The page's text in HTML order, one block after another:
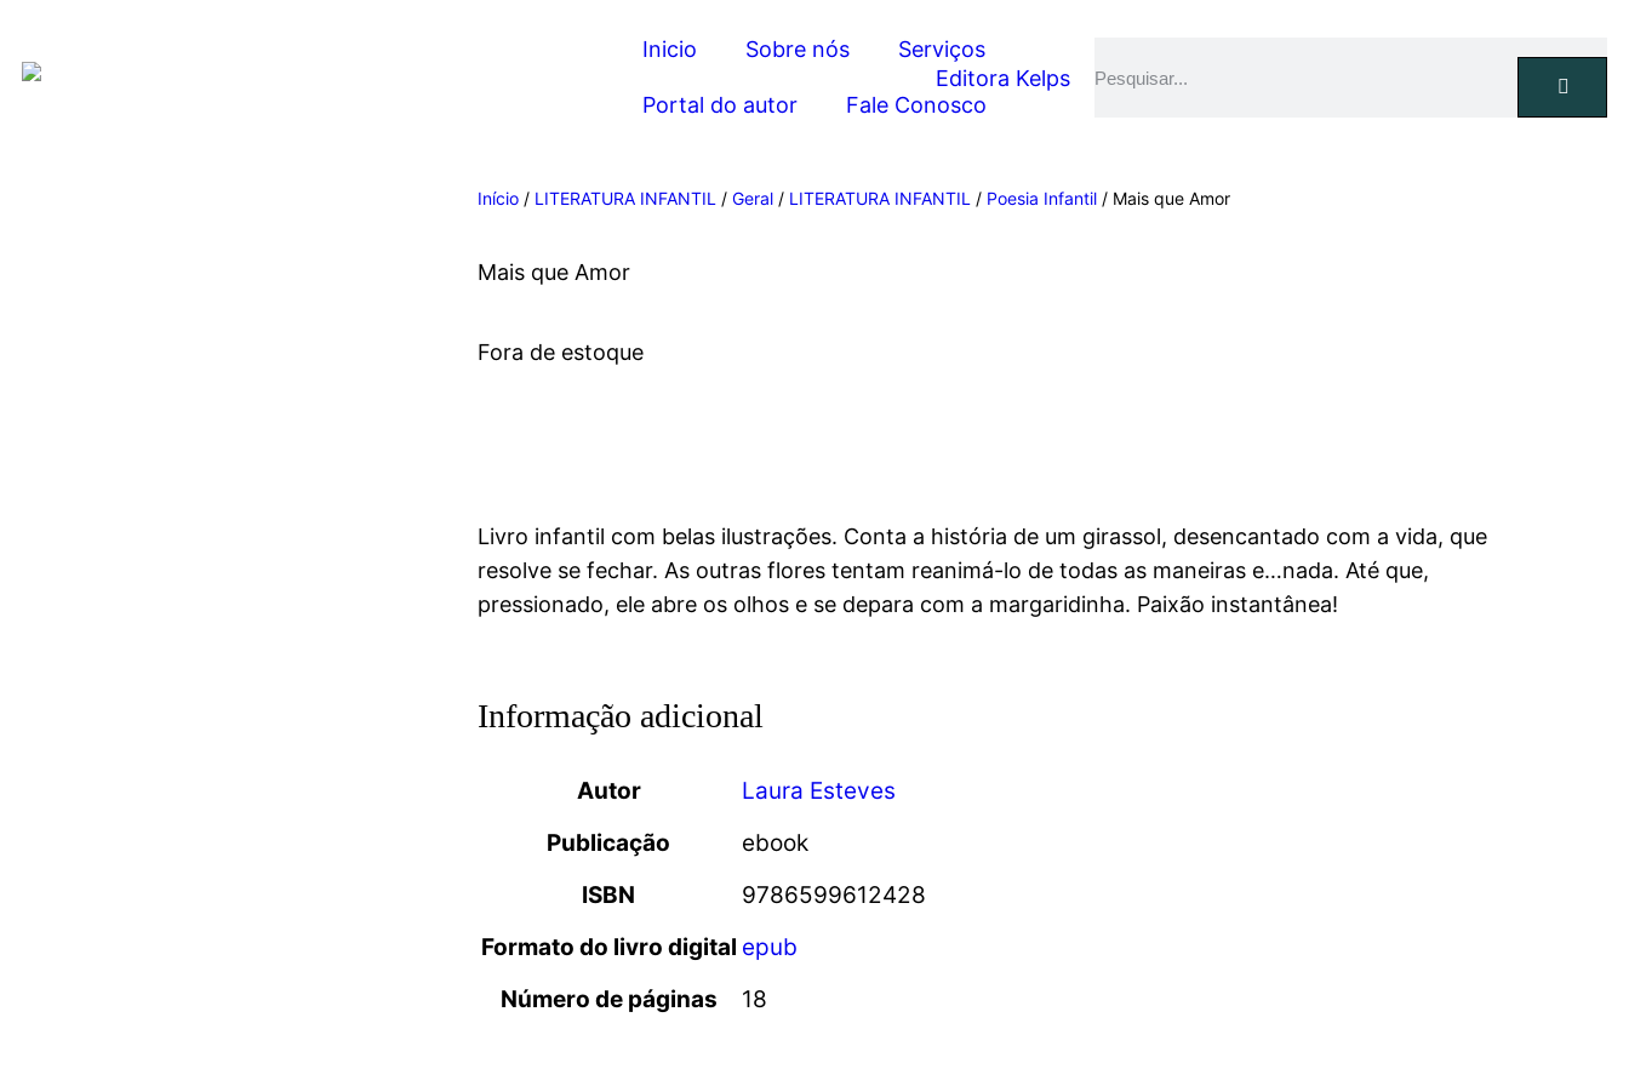
Inicio Sobre nós Serviços
Portal do autor Fale Conosco
Início/ LITERATURA INFANTIL / Geral/ LITERATURA INFANTIL / Poesia Infantil/ Mais que Amor
Mais que Amor
Fora de estoque
Livro infantil com belas ilustrações. Conta a história de um girassol, desencantado com a vida, que
resolve se fechar. As outras flores tentam reanimá-lo de todas as maneiras e…nada. Até que,
pressionado, ele abre os olhos e se depara com a margaridinha. Paixão instantânea!
Informação adicional
Autor
Laura Esteves
Publicação
ebook
ISBN
9786599612428
Formato do livro digital epub
Número de páginas
18